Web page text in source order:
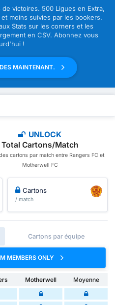
victoires. 500 Ligues en Extra,
moins suivies par les bookers.
Stats sur les corners et les
en CSV. Abonnez vous
!
MAINTENANT.
UNLOCK
Total Cartons/Match
cartons par match entre Rangers FC et
Motherwell FC
Cartons
/ match
Cartons par équipe
MEMBERS ONLY
Motherwell
Moyenne